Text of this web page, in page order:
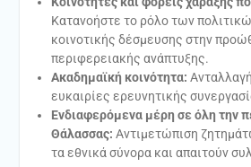
Κατανοήστε το ρόλο των
κοινοτικής δέσμευσης στην
περιφερειακής ανάπτυξης.
Ακαδημαϊκή κοινότητα:
ευκαιρίες ερευνητικής
Ενδιαφερόμενα μέρη σε όλη την
Θάλασσας: Αντιμετώπιση
τα εθνικά σύνορα και απαιτούν